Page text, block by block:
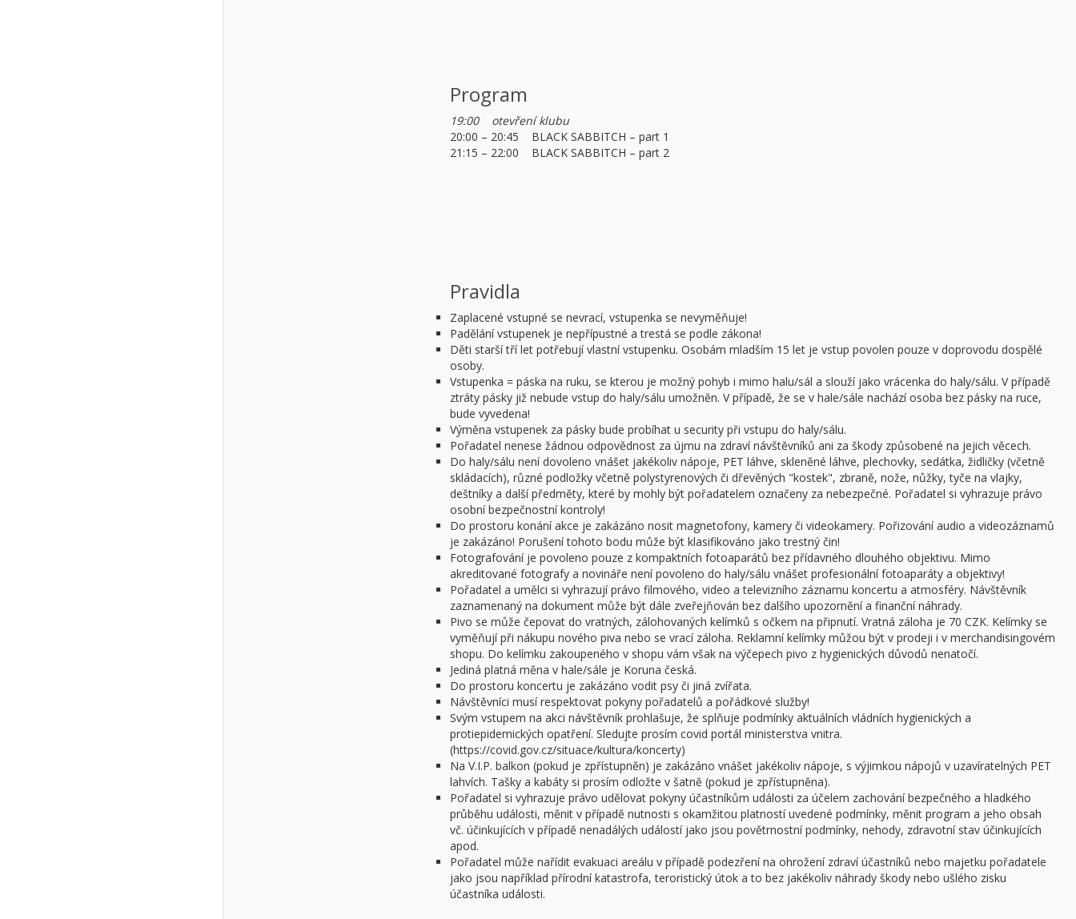
Program
19:00 otevření klubu
20:00 – 20:45 BLACK SABBITCH – part 1
21:15 – 22:00 BLACK SABBITCH – part 2
Pravidla
Zaplacené vstupné se nevrací, vstupenka se nevyměňuje!
Padělání vstupenek je nepřípustné a trestá se podle zákona!
Děti starší tří let potřebují vlastní vstupenku. Osobám mladším 15 let je vstup povolen pouze v doprovodu dospělé
osoby.
Vstupenka = páska na ruku, se kterou je možný pohyb i mimo halu/sál a slouží jako vrácenka do haly/sálu. V případě
ztráty pásky již nebude vstup do haly/sálu umožněn. V případě, že se v hale/sále nachází osoba bez pásky na ruce,
bude vyvedena!
Výměna vstupenek za pásky bude probíhat u security při vstupu do haly/sálu.
Pořadatel nenese žádnou odpovědnost za újmu na zdraví návštěvníků ani za škody způsobené na jejich věcech.
Do haly/sálu není dovoleno vnášet jakékoliv nápoje, PET láhve, skleněné láhve, plechovky, sedátka, židličky (včetně
skládacích), různé podložky včetně polystyrenových či dřevěných "kostek", zbraně, nože, nůžky, tyče na vlajky,
deštníky a další předměty, které by mohly být pořadatelem označeny za nebezpečné. Pořadatel si vyhrazuje právo
osobní bezpečnostní kontroly!
Do prostoru konání akce je zakázáno nosit magnetofony, kamery či videokamery. Pořizování audio a videozáznamů
je zakázáno! Porušení tohoto bodu může být klasifikováno jako trestný čin!
Fotografování je povoleno pouze z kompaktních fotoaparátů bez přídavného dlouhého objektivu. Mimo
akreditované fotografy a novináře není povoleno do haly/sálu vnášet profesionální fotoaparáty a objektivy!
Pořadatel a umělci si vyhrazují právo filmového, video a televizního záznamu koncertu a atmosféry. Návštěvník
zaznamenaný na dokument může být dále zveřejňován bez dalšího upozornění a finanční náhrady.
Pivo se může čepovat do vratných, zálohovaných kelímků s očkem na připnutí. Vratná záloha je 70 CZK. Kelímky se
vyměňují při nákupu nového piva nebo se vrací záloha. Reklamní kelímky můžou být v prodeji i v merchandisingovém
shopu. Do kelímku zakoupeného v shopu vám však na výčepech pivo z hygienických důvodů nenatočí.
Jediná platná měna v hale/sále je Koruna česká.
Do prostoru koncertu je zakázáno vodit psy či jiná zvířata.
Návštěvníci musí respektovat pokyny pořadatelů a pořádkové služby!
Svým vstupem na akci návštěvník prohlašuje, že splňuje podmínky aktuálních vládních hygienických a
protiepidemických opatření. Sledujte prosím covid portál ministerstva vnitra.
(https://covid.gov.cz/situace/kultura/koncerty)
Na V.I.P. balkon (pokud je zpřístupněn) je zakázáno vnášet jakékoliv nápoje, s výjimkou nápojů v uzavíratelných PET
lahvích. Tašky a kabáty si prosím odložte v šatně (pokud je zpřístupněna).
Pořadatel si vyhrazuje právo udělovat pokyny účastníkům události za účelem zachování bezpečného a hladkého
průběhu události, měnit v případě nutnosti s okamžitou platností uvedené podmínky, měnit program a jeho obsah
vč. účinkujících v případě nenadálých událostí jako jsou povětrnostní podmínky, nehody, zdravotní stav účinkujících
apod.
Pořadatel může nařídit evakuaci areálu v případě podezření na ohrožení zdraví účastníků nebo majetku pořadatele
jako jsou například přírodní katastrofa, teroristický útok a to bez jakékoliv náhrady škody nebo ušlého zisku
účastníka události.